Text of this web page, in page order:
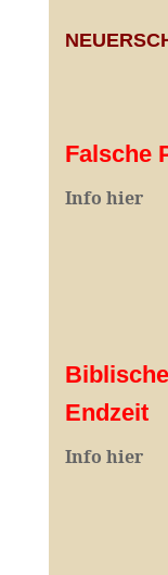
Falsche
Info hier
Endzeit
Info hier